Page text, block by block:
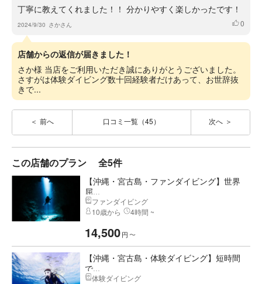
丁寧に教えてくれました！！ 分かりやすく楽しかったです！
2024/9/30 さかさん いいね
0
店舗からの返信が届きました！
さか様 当店をご利用いただき誠にありがとうございました。
さすがは体験ダイビング数十回経験者だけあって、お世辞抜
きで...
前へ 口コミ一覧（45） 次へ
この店舗のプラン 全5件
【沖縄・宮古島・ファンダイビング】世界
屈...
ファンダイビング
10歳から
4時間 ~
14,500円 〜
【沖縄・宮古島・体験ダイビング】短時間
で...
体験ダイビング